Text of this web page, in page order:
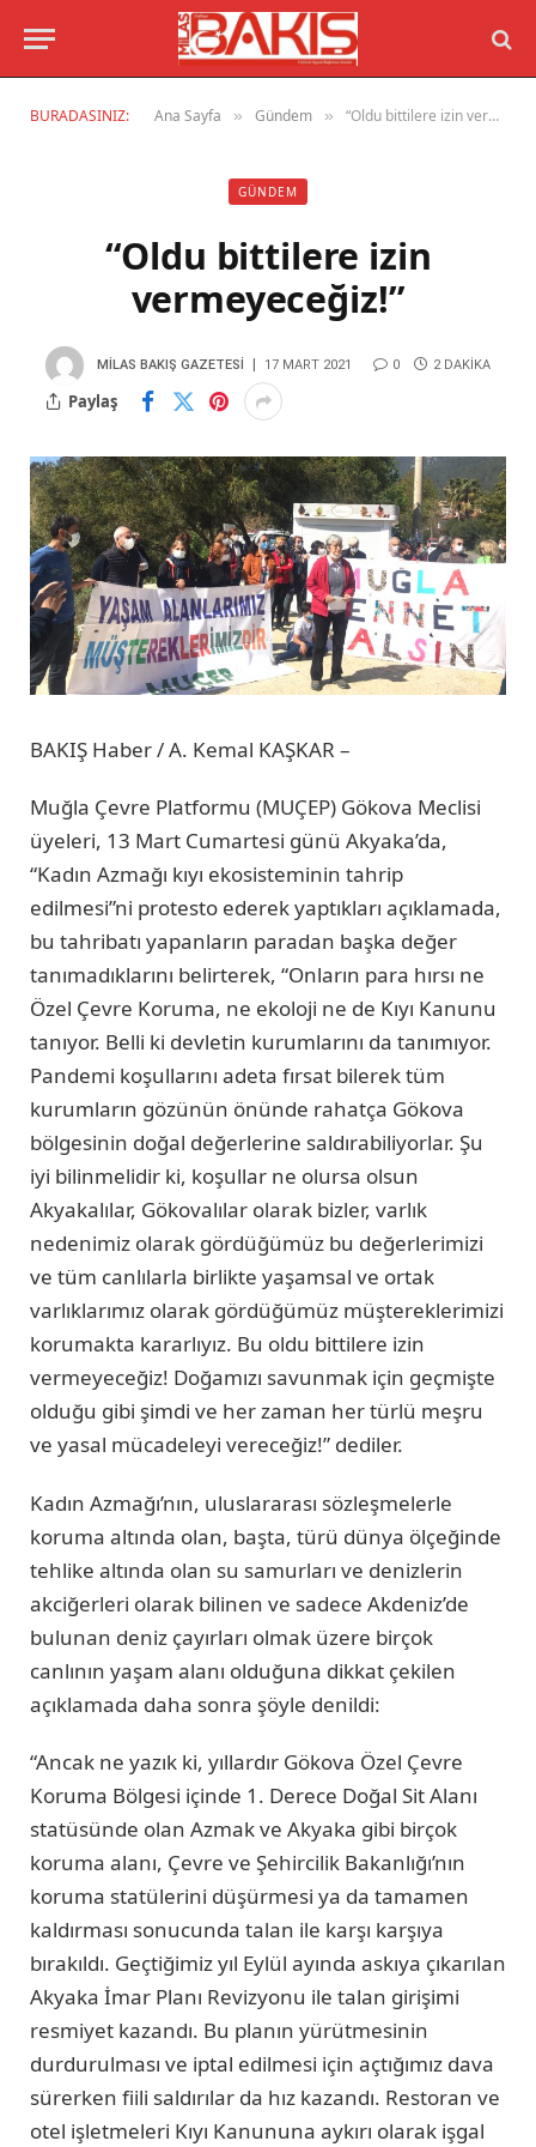
BURADASINIZ: Ana Sayfa » Gündem » “Oldu bittilere izin vermeyeceğiz!”
GÜNDEM
“Oldu bittilere izin
vermeyeceğiz!”
MILAS BAKIŞ GAZETESI 17 MART 2021 0 2 DAKIKA
Paylaş
BAKIŞ Haber / A. Kemal KAŞKAR –
Muğla Çevre Platformu (MUÇEP) Gökova Meclisi
üyeleri, 13 Mart Cumartesi günü Akyaka’da,
“Kadın Azmağı kıyı ekosisteminin tahrip
edilmesi”ni protesto ederek yaptıkları açıklamada,
bu tahribatı yapanların paradan başka değer
tanımadıklarını belirterek, “Onların para hırsı ne
Özel Çevre Koruma, ne ekoloji ne de Kıyı Kanunu
tanıyor. Belli ki devletin kurumlarını da tanımıyor.
Pandemi koşullarını adeta fırsat bilerek tüm
kurumların gözünün önünde rahatça Gökova
bölgesinin doğal değerlerine saldırabiliyorlar. Şu
iyi bilinmelidir ki, koşullar ne olursa olsun
Akyakalılar, Gökovalılar olarak bizler, varlık
nedenimiz olarak gördüğümüz bu değerlerimizi
ve tüm canlılarla birlikte yaşamsal ve ortak
varlıklarımız olarak gördüğümüz müştereklerimizi
korumakta kararlıyız. Bu oldu bittilere izin
vermeyeceğiz! Doğamızı savunmak için geçmişte
olduğu gibi şimdi ve her zaman her türlü meşru
ve yasal mücadeleyi vereceğiz!” dediler.
Kadın Azmağı’nın, uluslararası sözleşmelerle
koruma altında olan, başta, türü dünya ölçeğinde
tehlike altında olan su samurları ve denizlerin
akciğerleri olarak bilinen ve sadece Akdeniz’de
bulunan deniz çayırları olmak üzere birçok
canlının yaşam alanı olduğuna dikkat çekilen
açıklamada daha sonra şöyle denildi:
“Ancak ne yazık ki, yıllardır Gökova Özel Çevre
Koruma Bölgesi içinde 1. Derece Doğal Sit Alanı
statüsünde olan Azmak ve Akyaka gibi birçok
koruma alanı, Çevre ve Şehircilik Bakanlığı’nın
koruma statülerini düşürmesi ya da tamamen
kaldırması sonucunda talan ile karşı karşıya
bırakıldı. Geçtiğimiz yıl Eylül ayında askıya çıkarılan
Akyaka İmar Planı Revizyonu ile talan girişimi
resmiyet kazandı. Bu planın yürütmesinin
durdurulması ve iptal edilmesi için açtığımız dava
sürerken fiili saldırılar da hız kazandı. Restoran ve
otel işletmeleri Kıyı Kanununa aykırı olarak işgal